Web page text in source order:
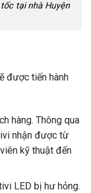
tại nhà Huyện
được tiến hành
hàng. Thông qua
nhận được từ
kỹ thuật đến
LED bị hư hỏng.